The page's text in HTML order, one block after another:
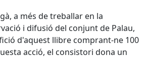
a més de treballar en la
i difusió del conjunt de Palau,
d'aquest llibre comprant-ne 100
acció, el consistori dona un